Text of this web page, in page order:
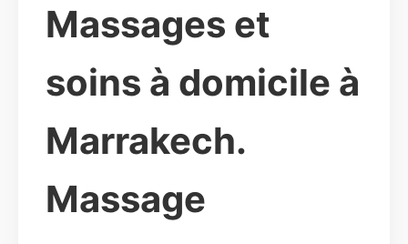
Massages et
soins à domicile à
Marrakech.
Massage